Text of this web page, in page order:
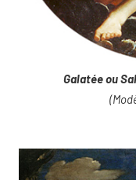
Galatée ou